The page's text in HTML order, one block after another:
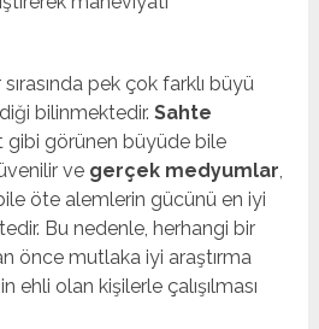
pek çok farklı büyü
bilinmektedir.Sahte
gibi görünen büyüde bile
ve gerçek medyumlar,
öte alemlerin gücünü en iyi
Bu nedenle, herhangi bir
önce mutlaka iyi araştırma
ehli olan kişilerle çalışılması